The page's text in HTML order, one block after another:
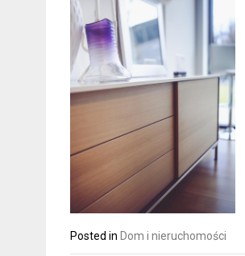
Posted in Dom i nieruchomości